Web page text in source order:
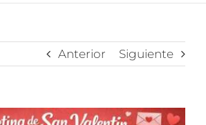
Anterior Siguiente